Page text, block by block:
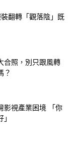
翻轉「觀落陰」既
合照，別只跟風轉
？
影視產業困境 「你